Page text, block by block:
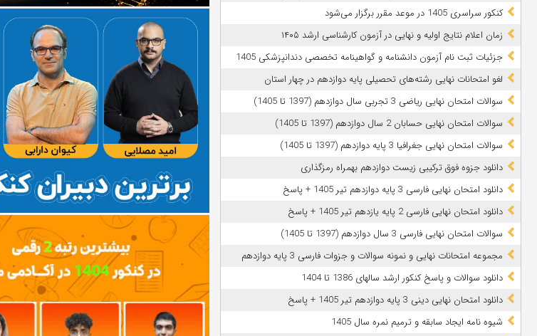
کنکور سراسری 1405 در موعد مقرر برگزار می‌شود
زمان اعلام نتایج اولیه و نهایی در آزمون کارشناسی ارشد ۱۴۰۵
جزئیات ثبت نام آزمون دانشنامه و گواهینامه تخصصی دندانپزشکی 1405
لغو امتحانات نهایی رشته‌های تحصیلی پایه دوازدهم در چهار استان
سوالات امتحان نهایی ریاضی 3 تجربی سال دوازدهم (1397 تا 1405)
سوالات امتحان نهایی حسابان 2 سال دوازدهم (1397 تا 1405)
سوالات امتحان نهایی جغرافیا 3 پایه دوازدهم (1397 تا 1405)
دانلود جزوه فوق ترکیبی زیست دوازدهم بهمراه رمزگذاری
دانلود امتحان نهایی فارسی 3 پایه دوازدهم تیر 1405 + پاسخ
دانلود امتحان نهایی فارسی 2 پایه یازدهم تیر 1405 + پاسخ
سوالات امتحان نهایی فارسی 3 سال دوازدهم (1397 تا 1405)
مجموعه امتحانات نهایی و نمونه سوالات و جزوات فارسی 3 پایه دوازدهم
دانلود سوالات و پاسخ کنکور ارشد سالهای 1386 تا 1404
دانلود امتحان نهایی دینی 3 پایه دوازدهم تیر 1405 + پاسخ
شیوه نامه ایجاد سابقه و ترمیم نمره سال 1405